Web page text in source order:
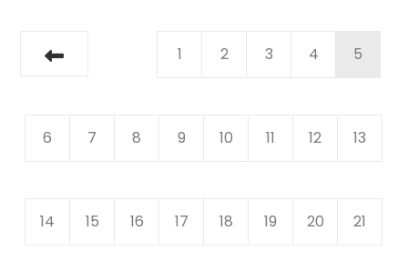
1 2 3 4 5
6 7 8 9 10 11 12 13
14 15 16 17 18 19 20 21